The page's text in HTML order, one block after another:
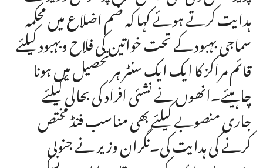
ہدایت کرتے ہوئے کہا کہ ضم اضلاع میں محکمہ
سماجی بہبود کے تحت خواتین کی فلاح وبہبود کیلئے
قائم مراکز کا ایک ایک سنٹر ہر تحصیل میں ہونا
چاہیئے۔انھوں نے نشئی افراد کی بحالی کیلئے
جاری منصوبے کیلئے بھی مناسب فنڈ مختص
کرنے کی ہدایت کی۔نگران وزیر نے جنوبی